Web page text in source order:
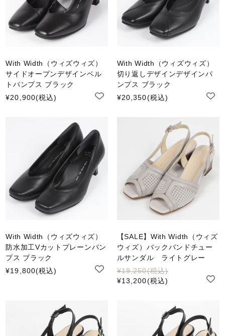
With Width（ウィズウィズ）
サイドオープンデザインベル
トパンプス ブラック
¥20,900(税込)
With Width（ウィズウィズ）
切り返しデザインデザインパ
ンプス ブラック
¥20,350(税込)
With Width（ウィズウィズ）
防水加工Vカットプレーンパン
プス ブラック
¥19,800(税込)
【SALE】With Width（ウィズ
ウィズ）バックバンドチュー
ルサンダル ライトグレー
¥19,250(税込)
¥13,200(税込)